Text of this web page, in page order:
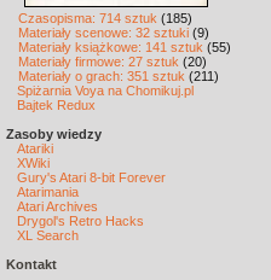
Czasopisma: 714 sztuk (185)
Materiały scenowe: 32 sztuki (9)
Materiały książkowe: 141 sztuk (55)
Materiały firmowe: 27 sztuk (20)
Materiały o grach: 351 sztuk (211)
Spiżarnia Voya na Chomikuj.pl
Bajtek Redux
Zasoby wiedzy
Atariki
XWiki
Gury's Atari 8-bit Forever
Atarimania
Atari Archives
Drygol's Retro Hacks
XL Search
Kontakt